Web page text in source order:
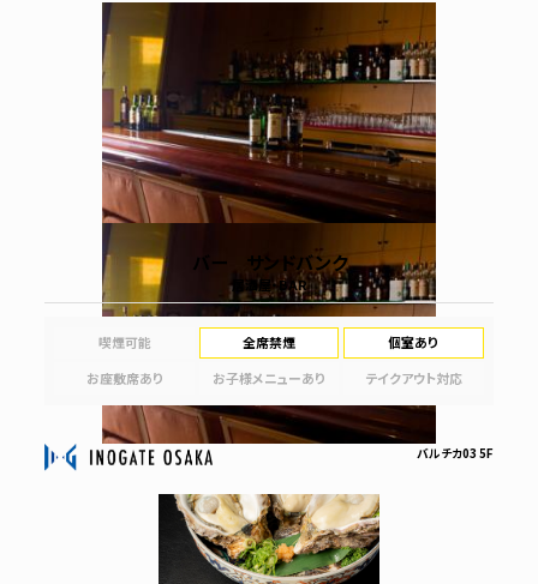
バー サンドバンク
居酒屋・BAR
喫煙可能 全席禁煙
個室あり
お座敷席あり
お子様メニューあり テイクアウト対応
バルチカ03 5F